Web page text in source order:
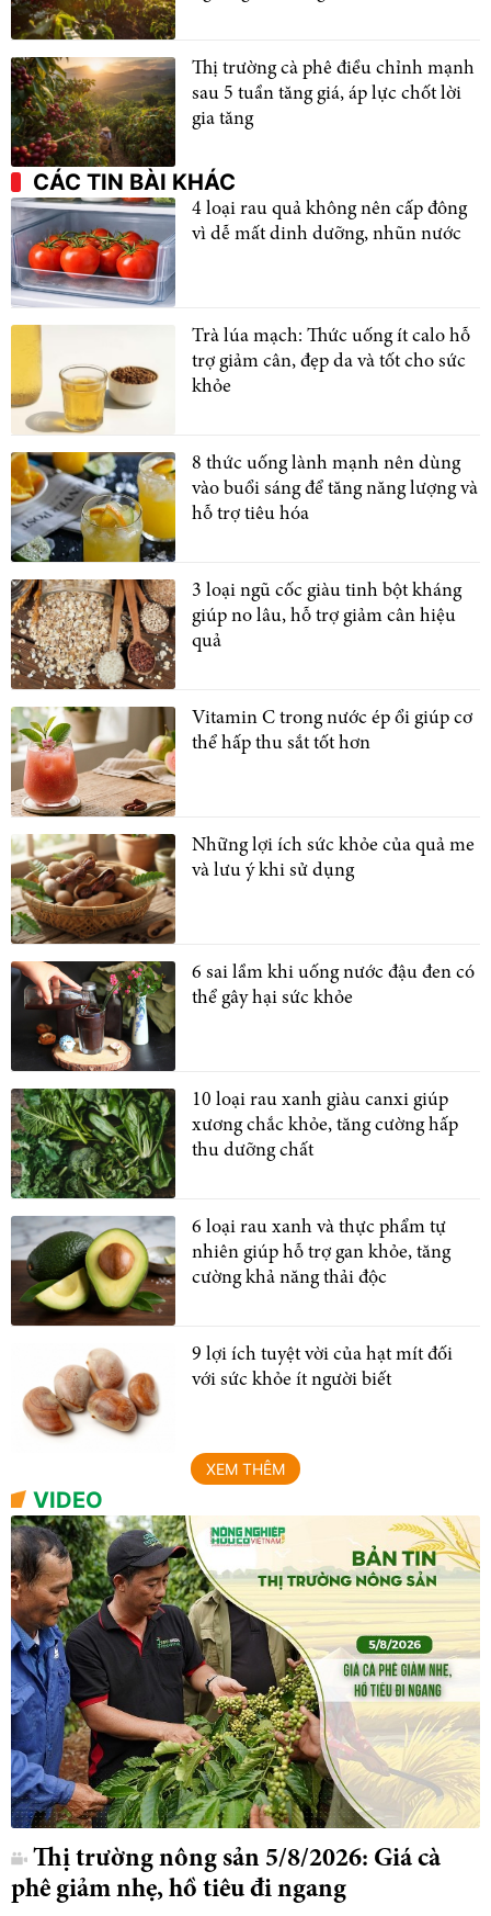
Thị trường cà phê điều chỉnh mạnh
sau 5 tuần tăng giá, áp lực chốt lời
gia tăng
CÁC TIN BÀI KHÁC
4 loại rau quả không nên cấp đông
vì dễ mất dinh dưỡng, nhũn nước
Trà lúa mạch: Thức uống ít calo hỗ
trợ giảm cân, đẹp da và tốt cho sức
khỏe
8 thức uống lành mạnh nên dùng
vào buổi sáng để tăng năng lượng và
hỗ trợ tiêu hóa
3 loại ngũ cốc giàu tinh bột kháng
giúp no lâu, hỗ trợ giảm cân hiệu
quả
Vitamin C trong nước ép ổi giúp cơ
thể hấp thu sắt tốt hơn
Những lợi ích sức khỏe của quả me
và lưu ý khi sử dụng
6 sai lầm khi uống nước đậu đen có
thể gây hại sức khỏe
10 loại rau xanh giàu canxi giúp
xương chắc khỏe, tăng cường hấp
thu dưỡng chất
6 loại rau xanh và thực phẩm tự
nhiên giúp hỗ trợ gan khỏe, tăng
cường khả năng thải độc
9 lợi ích tuyệt vời của hạt mít đối
với sức khỏe ít người biết
XEM THÊM
VIDEO
Thị trường nông sản 5/8/2026: Giá cà
phê giảm nhẹ, hồ tiêu đi ngang